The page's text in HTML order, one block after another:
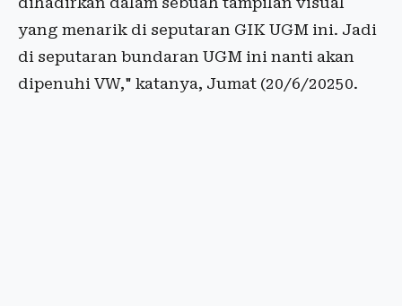
yang menarik di seputaran GIK UGM ini. Jadi
di seputaran bundaran UGM ini nanti akan
dipenuhi VW," katanya, Jumat (20/6/20250.